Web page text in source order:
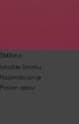
ŠMINKA
Istražite šminku
Najprodavanije
Poklon setovi